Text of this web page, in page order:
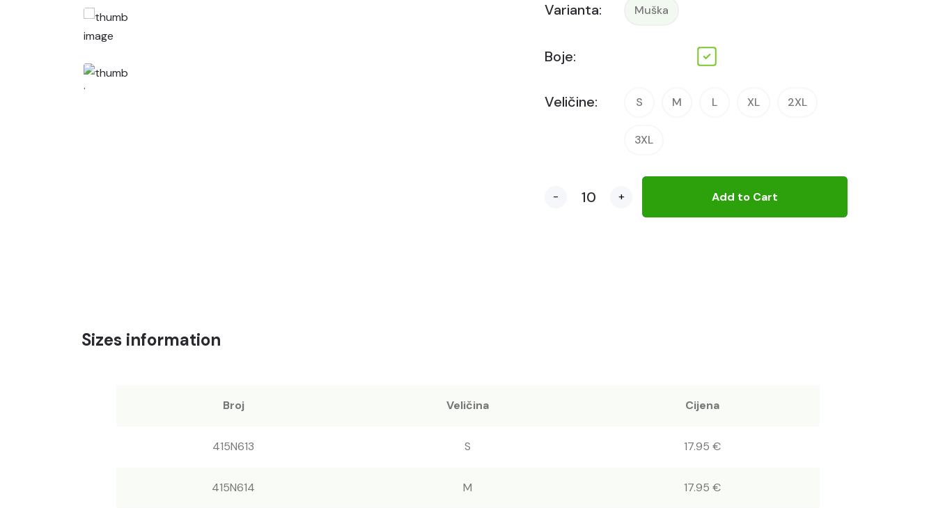
Varianta: Muška
Boje:
Veličine: S M L XL 2XL
3XL
- + Add to Cart
Sizes information
Broj Veličina Cijena
415N613 S 17.95 €
415N614 M 17.95 €